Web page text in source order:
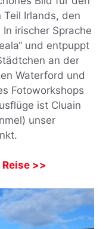
Irlands, den
irischer Sprache
und entpuppt
an der
Waterford und
Fotoworkshops
ist Cluain
unser
>>